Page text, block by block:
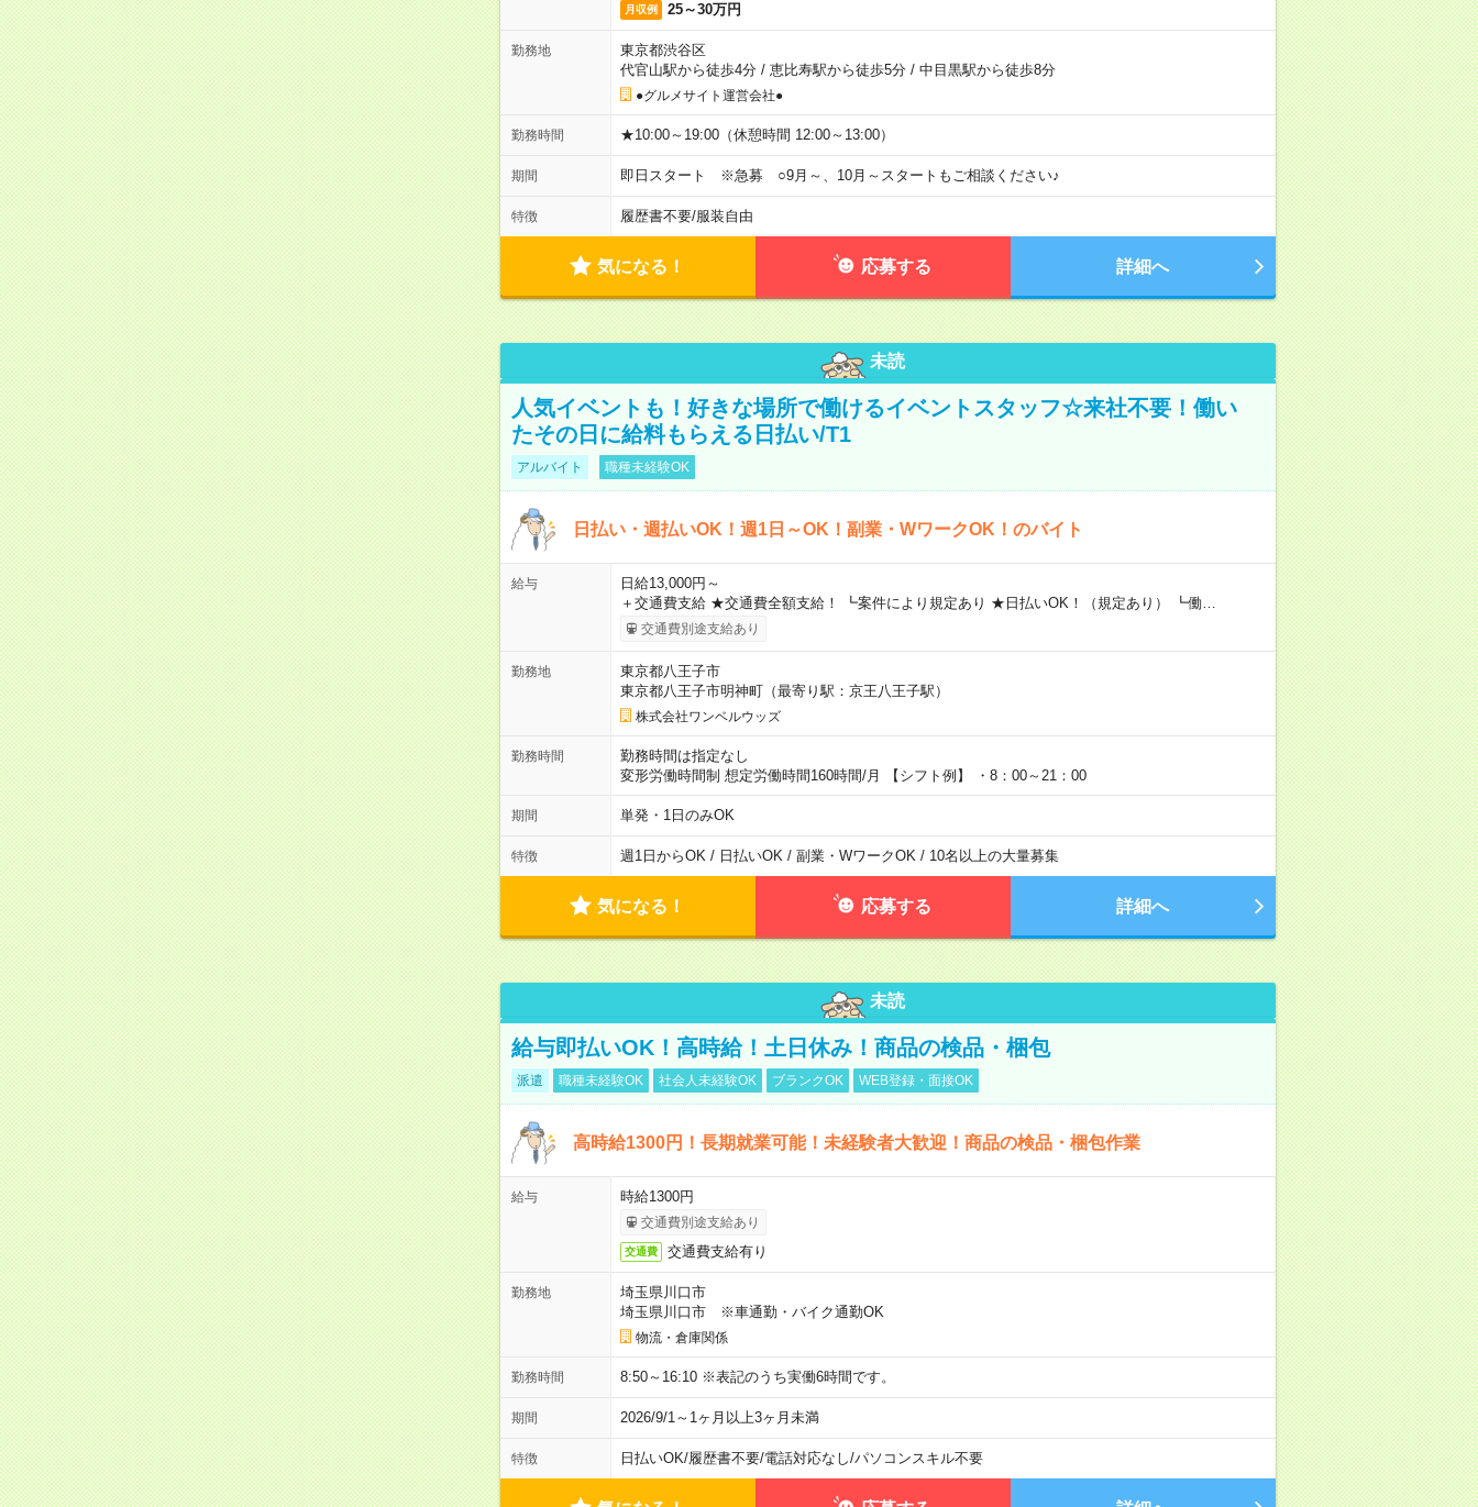
月収例 25～30万円
勤務地
東京都渋谷区
代官山駅から徒歩4分/ 恵比寿駅から徒歩5分/ 中目黒駅から徒歩8分
●グルメサイト運営会社●
勤務時間 ★10:00～19:00（休憩時間 12:00～13:00）
期間 即日スタート ※急募 ○9月～、10月～スタートもご相談ください♪
特徴 履歴書不要/服装自由
気になる！ 応募する 詳細へ
未読
人気イベントも！好きな場所で働けるイベントスタッフ☆来社不要！働い
たその日に給料もらえる日払い/T1
アルバイト 職種未経験OK
日払い・週払いOK！週1日～OK！副業・WワークOK！のバイト
給与
日給13,000円～
＋交通費支給 ★交通費全額支給！ ┗案件により規定あり ★日払いOK！（規定あり） ┗働…
交通費別途支給あり
勤務地
東京都八王子市
東京都八王子市明神町（最寄り駅：京王八王子駅）
株式会社ワンベルウッズ
勤務時間
勤務時間は指定なし
変形労働時間制 想定労働時間160時間/月 【シフト例】 ・8：00～21：00
期間 単発・1日のみOK
特徴 週1日からOK / 日払いOK / 副業・WワークOK / 10名以上の大量募集
気になる！ 応募する 詳細へ
未読
給与即払いOK！高時給！土日休み！商品の検品・梱包
派遣 職種未経験OK 社会人未経験OK ブランクOK WEB登録・面接OK
高時給1300円！長期就業可能！未経験者大歓迎！商品の検品・梱包作業
給与 時給1300円
交通費別途支給あり
交通費 交通費支給有り
勤務地
埼玉県川口市
埼玉県川口市 ※車通勤・バイク通勤OK
物流・倉庫関係
勤務時間 8:50～16:10 ※表記のうち実働6時間です。
期間 2026/9/1～1ヶ月以上3ヶ月未満
特徴 日払いOK/履歴書不要/電話対応なし/パソコンスキル不要